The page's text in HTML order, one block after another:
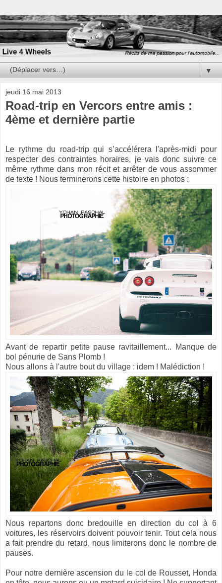
▼
jeudi 16 mai 2013
Road-trip en Vercors entre amis :
4ème et dernière partie
Le rythme du road-trip qui s’accélérera l'après-midi pour
respecter des contraintes horaires, je vais donc suivre ce
même rythme dans mon récit et arrêter de vous assommer
de texte ! Nous terminerons cette histoire en photos :
Avant de repartir petite pause ravitaillement... Manque de
bol pénurie de Sans Plomb !
Nous allons à l'autre bout du village : idem ! Malédiction !
Nous repartons donc bredouille en direction du col à 6
voitures, les réservoirs doivent pouvoir tenir. Tout cela nous
a fait prendre du retard, nous limiterons donc le nombre de
pauses.
Pour notre dernière ascension du le col de Rousset, Honda